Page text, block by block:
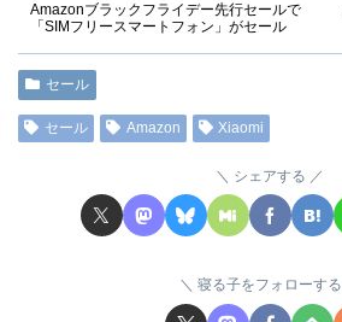
Amazonブラックフライデー先行セールで
「SIMフリースマートフォン」がセール
セール
セール Amazon Xiaomi
シェアする
寝る子をフォローする